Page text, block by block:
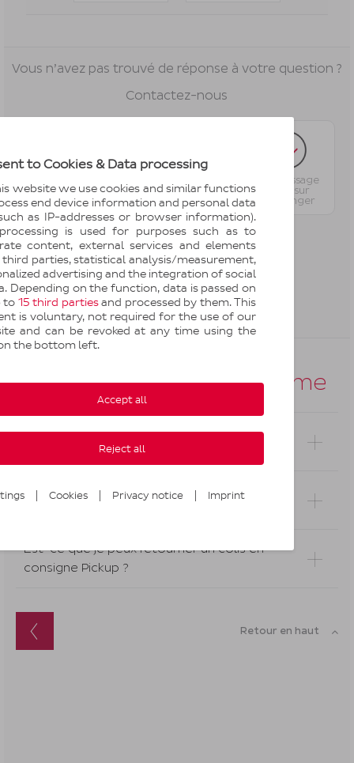
to Cookies & Data processing
website we use cookies and similar functions
end device information and personal data
as IP-addresses or browser information).
is used for purposes such as to
content, external services and elements
parties, statistical analysis/measurement,
advertising and the integration of social
Depending on the function, data is passed on
to 15 third partiesand processed by them. This
is voluntary, not required for the use of our
and can be revoked at any time using the
the bottom left.
Accept all
Reject all
| Cookies | Privacy notice | Imprint
Vous n’avez pas trouvé de réponse à votre question ?
Contactez-nous
Par téléphone
Par message
privé sur
Messenger
Par message
privé sur
WhatsApp
Par message
privé sur X
(Twitter)
Questions du même thème
Que faire si vous ne trouvez pas vos codes
ou Pickup Pass lors d'un retrait en consigne ?
Comment puis-je retirer un colis livré en
Est-ce que je peux retourner un colis en
consigne Pickup ?
Retour en haut